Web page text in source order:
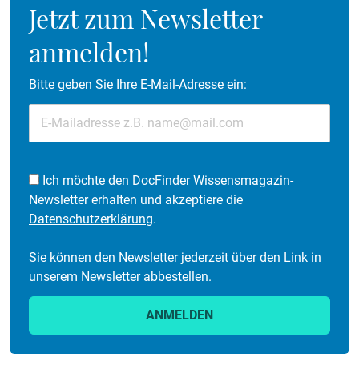
Jetzt zum Newsletter
anmelden!
Bitte geben Sie Ihre E-Mail-Adresse ein:
Ich möchte den DocFinder Wissensmagazin-
Newsletter erhalten und akzeptiere die
Datenschutzerklärung.
Sie können den Newsletter jederzeit über den Link in
unserem Newsletter abbestellen.
ANMELDEN